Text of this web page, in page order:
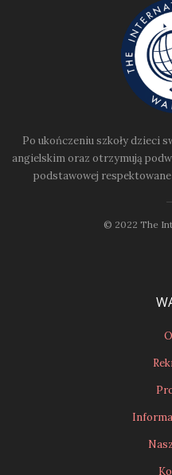
Po ukończeniu szkoły dzieci
angielskim oraz otrzymują
podstawowej respektowane
© 2022 The